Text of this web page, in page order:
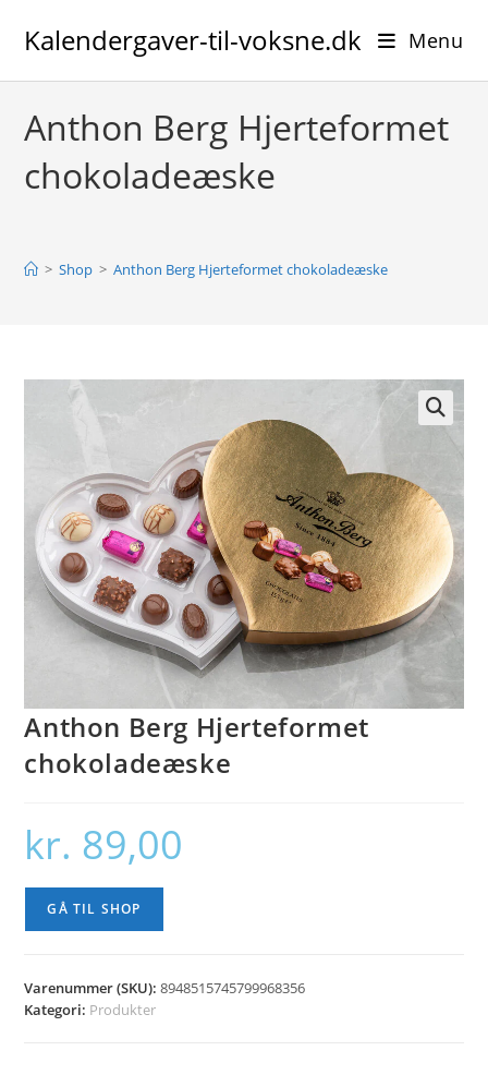
Kalendergaver-til-voksne.dk Menu
Anthon Berg Hjerteformet
chokoladeæske
> Shop > Anthon Berg Hjerteformet chokoladeæske
Anthon Berg Hjerteformet
chokoladeæske
kr. 89,00
GÅ TIL SHOP
Varenummer (SKU):8948515745799968356
Kategori: Produkter